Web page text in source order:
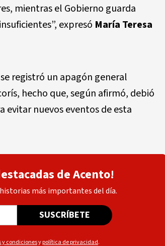
mientras el Gobierno guarda
expresó María Teresa
se registró un apagón general
hecho que, según afirmó, debió
evitar nuevos eventos de esta
de Acento!
más importantes del día.
SUSCRÍBETE
y condicionesypolítica de privacidad.